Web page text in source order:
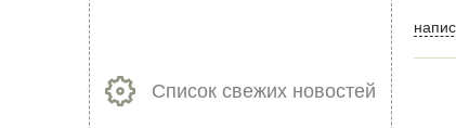
Список свежих новостей